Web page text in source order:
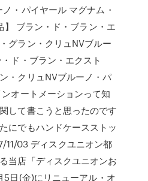
・パイヤール マグナム・
ブラン・ド・ブラン・エ
グラン・クリュNVブルー
ド・ブラン・エクスト
・クリュNVブルーノ・パ
オートメーションって知
して書こうと思ったのです
にでもハンドケースストッ
11/03 ディスクユニオン都
当店「ディスクユニオンお
5日(金)にリニューアル・オ